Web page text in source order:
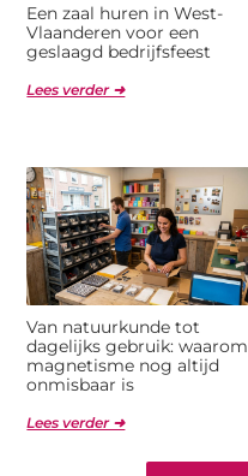
Een zaal huren in West-
Vlaanderen voor een
geslaagd bedrijfsfeest
Lees verder ➜
Van natuurkunde tot
dagelijks gebruik: waarom
magnetisme nog altijd
onmisbaar is
Lees verder ➜